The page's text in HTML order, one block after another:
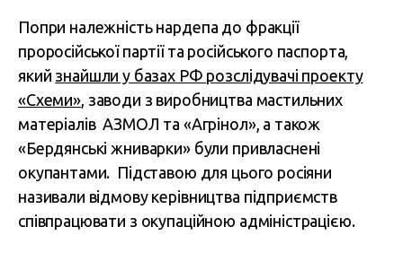
Попри належність нардепа до фракції
проросійської партії та російського паспорта,
який знайшли у базах РФ розслідувачі проекту
«Схеми», заводи з виробництва мастильних
матеріалів АЗМОЛ та «Агрінол», а також
«Бердянські жниварки» були привласнені
окупантами. Підставою для цього росіяни
називали відмову керівництва підприємств
співпрацювати з окупаційною адміністрацією.